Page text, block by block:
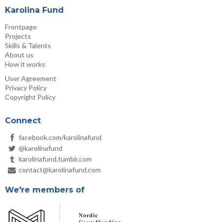
Karolina Fund
Frontpage
Projects
Skills & Talents
About us
How it works
User Agreement
Privacy Policy
Copyright Policy
Connect
facebook.com/karolinafund
@karolinafund
karolinafund.tumblr.com
contact@karolinafund.com
We're members of